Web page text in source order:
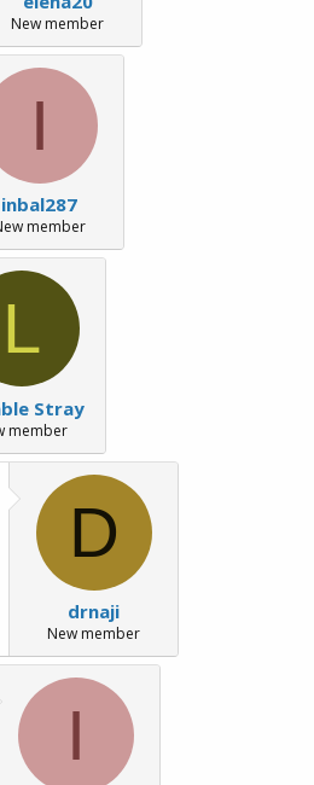
New member
I
inbal287
member
L
Stray
member
D
drnaji
New member
I